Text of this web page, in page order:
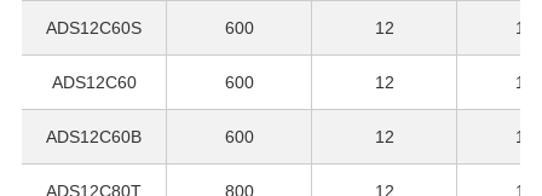
ADS12C60S 600 12
ADS12C60 600 12
ADS12C60B 600 12
ADS12C80T 800 12